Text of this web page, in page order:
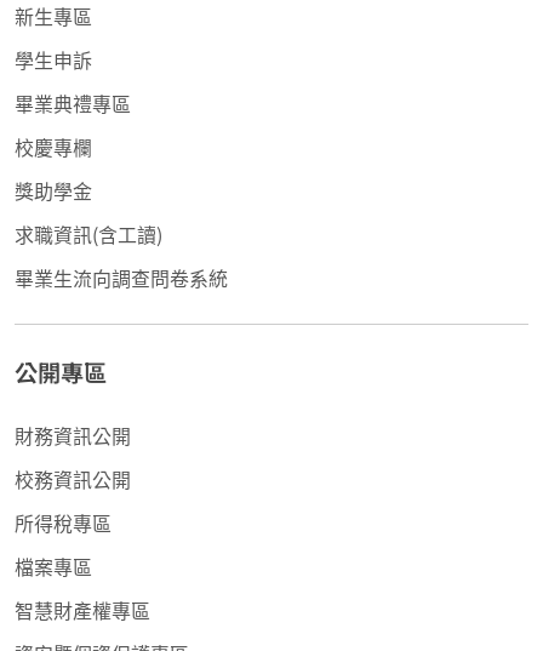
新生專區
學生申訴
畢業典禮專區
校慶專欄
獎助學金
求職資訊(含工讀)
畢業生流向調查問卷系統
公開專區
財務資訊公開
校務資訊公開
所得稅專區
檔案專區
智慧財產權專區